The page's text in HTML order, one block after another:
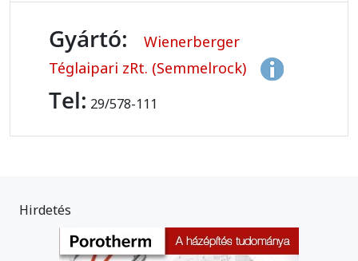
Gyártó:
Wienerberger
Téglaipari zRt. (Semmelrock)
Tel: 29/578-111
Hirdetés